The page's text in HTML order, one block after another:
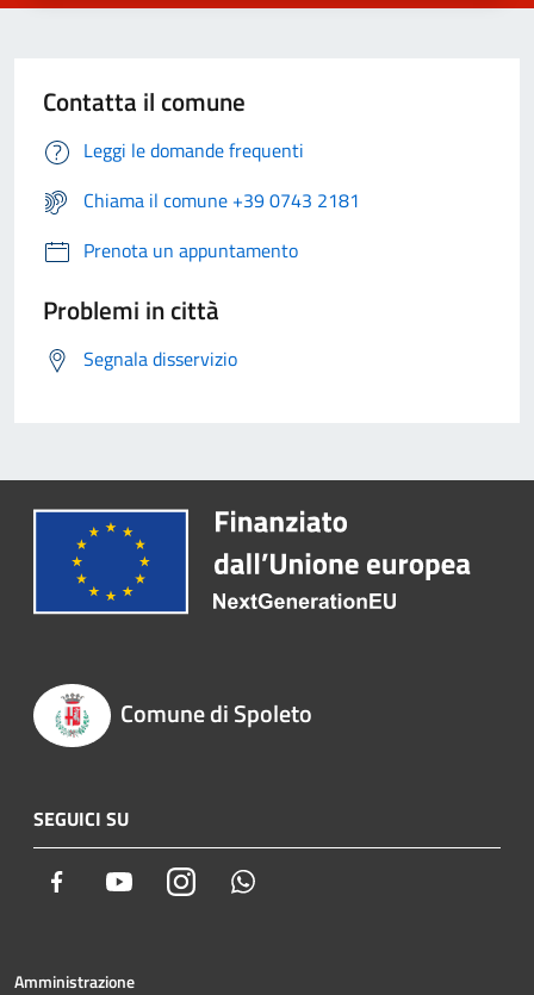
Contatta il comune
Leggi le domande frequenti
Chiama il comune +39 0743 2181
Prenota un appuntamento
Problemi in città
Segnala disservizio
Comune di Spoleto
SEGUICI SU
Facebook YoutubeInstagram
Amministrazione